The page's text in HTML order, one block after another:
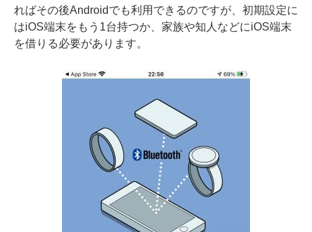
ればその後Androidでも利用できるのですが、初期設定に
はiOS端末をもう1台持つか、家族や知人などにiOS端末
を借りる必要があります。